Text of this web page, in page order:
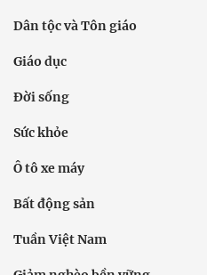
Dân tộc và Tôn giáo
Giáo dục
Đời sống
Sức khỏe
Ô tô xe máy
Bất động sản
Tuần Việt Nam